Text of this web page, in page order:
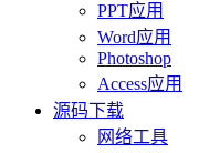
PPT应用
Word应用
Photoshop
Access应用
源码下载
网络工具